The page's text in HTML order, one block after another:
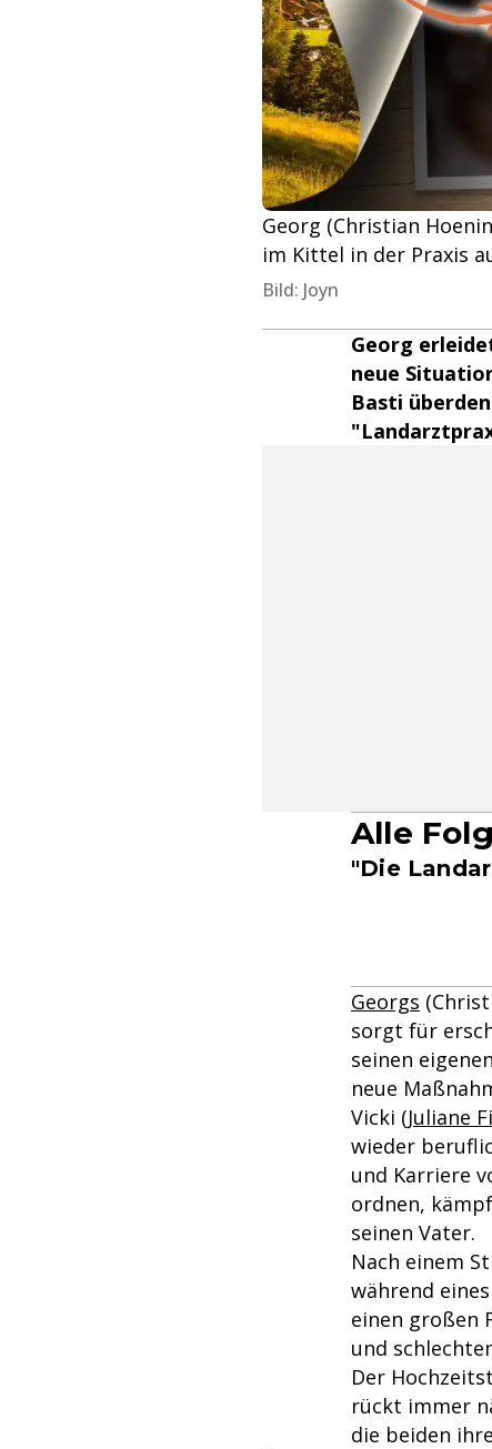
Georg (Christian
im Kittel in der Praxis
Bild: Joyn
Georg
neue
Basti
Alle
"Die
Georgs
sorgt für
seinen
neue
Vicki (Juliane
wieder
und Karriere
ordnen,
seinen Vater.
Nach einem
während
einen großen
und
Der
rückt immer
die beiden